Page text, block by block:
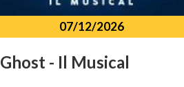
07/12/2026
Ghost - Il Musical